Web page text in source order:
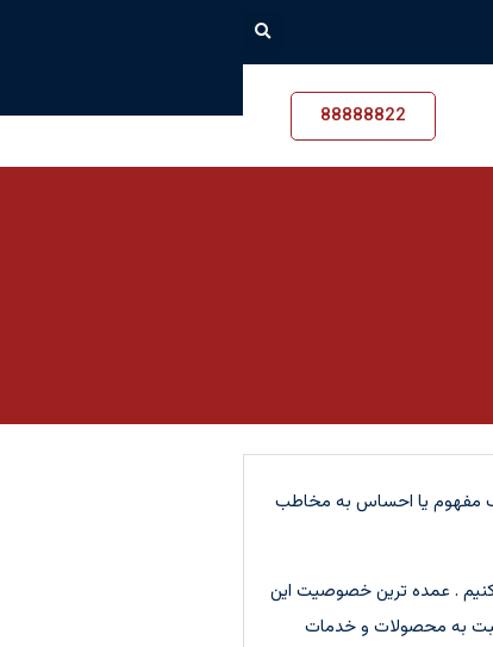
88888822
یک مفهوم یا احساس به مخاطب
کنیم . عمده ترین خصوصیت این
به محصولات و خدمات